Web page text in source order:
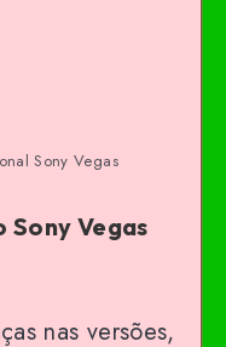
Sony Vegas
Sony Vegas
nas versões,